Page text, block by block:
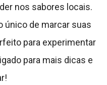
nos sabores locais.
único de marcar suas
para experimentar
para mais dicas e